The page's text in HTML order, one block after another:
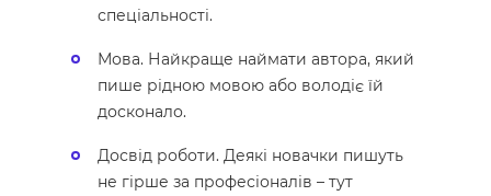
спеціальності.
Мова. Найкраще наймати автора, який
пише рідною мовою або володіє їй
досконало.
Досвід роботи. Деякі новачки пишуть
не гірше за професіоналів – тут